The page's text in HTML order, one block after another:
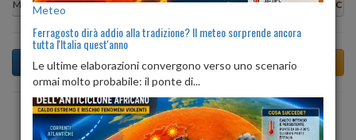
Max:28°C Max:28°C Max:26°C Max:26°C Max:27°C Max:27°C Max:27°C
Previsioni del Tempo a Poggiorsini tra 3 giorni
Meteo
Ferragosto dirà addio alla tradizione? Il meteo sorprende ancora
tutta l'Italia quest'anno
Le ultime elaborazioni convergono verso uno scenario
ormai molto probabile: il ponte di...